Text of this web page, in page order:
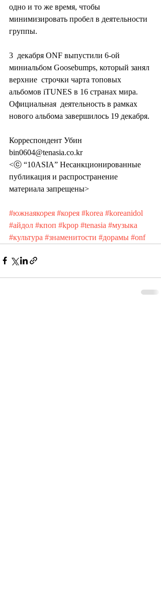
одно и то же время, чтобы
минимизировать пробел в деятельности
группы.
3  декабря ONF выпустили 6-ой
миниальбом Goosebumps, который занял
верхние  строчки чарта топовых
альбомов iTUNES в 16 странах мира.
Официальная  деятельность в рамках
нового альбома завершилось 19 декабря.
Корреспондент Убин
bin0604@tenasia.co.kr
<ⓒ “10ASIA” Несанкционированные
публикация и распространение
материала запрещены>
#южнаякорея #корея #korea #koreanidol
#айдол #кпоп #kpop #tenasia #музыка
#культура #знаменитости #дорамы #onf